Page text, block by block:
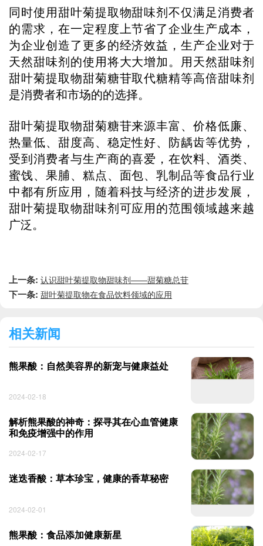
同时使用甜叶菊提取物甜味剂不仅满足消费者
的需求，在一定程度上节省了企业生产成本，
为企业创造了更多的经济效益，生产企业对于
天然甜味剂的使用将大大增加。用天然甜味剂
甜叶菊提取物甜菊糖苷取代糖精等高倍甜味剂
是消费者和市场的的选择。
甜叶菊提取物甜菊糖苷来源丰富、价格低廉、
热量低、甜度高、稳定性好、防龋齿等优势，
受到消费者与生产商的喜爱，在饮料、酒类、
蜜饯、果脯、糕点、面包、乳制品等食品行业
中都有所应用，随着科技与经济的进步发展，
甜叶菊提取物甜味剂可应用的范围领域越来越
广泛。
上一条: 认识甜叶菊提取物甜味剂——甜菊糖总苷
下一条: 甜叶菊提取物在食品饮料领域的应用
相关新闻
熊果酸：自然美容界的新宠与健康益处
2024-02-18
解析熊果酸的神奇：探寻其在心血管健康
和免疫增强中的作用
2024-02-17
迷迭香酸：草本珍宝，健康的香草秘密
2024-02-01
熊果酸：食品添加健康新星